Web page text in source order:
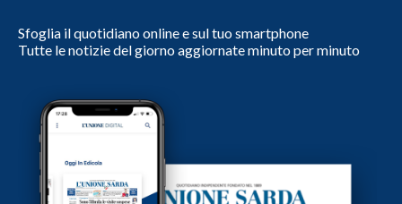
Sfoglia il quotidiano online e sul tuo smartphone
Tutte le notizie del giorno aggiornate minuto per minuto